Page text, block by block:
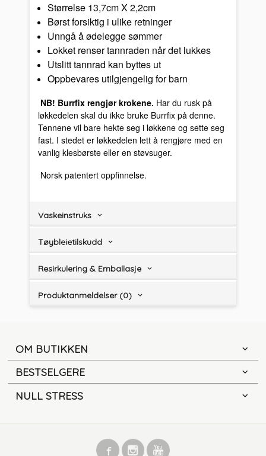
Størrelse 13,7cm X 2,2cm
Børst forsiktig i ulike retninger
Unngå å ødelegge sømmer
Lokket renser tannraden når det lukkes
Utslitt tannrad kan byttes ut
Oppbevares utilgjengelig for barn
NB! Burrfix rengjør krokene. Har du rusk på
løkkedelen skal du ikke bruke Burrfix på denne.
Tennene vil bare hekte seg i løkkene og sette seg
fast. I stedet er løkkedelen lett å rengjøre med en
vanlig klesbørste eller en støvsuger.
Norsk patentert oppfinnelse.
Vaskeinstruks
Tøybleietilskudd
Resirkulering & Emballasje
Produktanmeldelser (0)
OM BUTIKKEN
BESTSELGERE
NULL STRESS